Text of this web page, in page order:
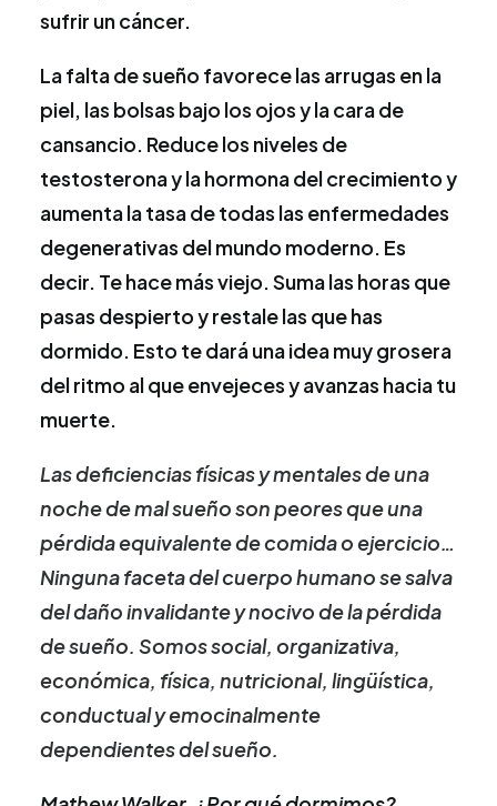
sufrir un cáncer.
La falta de sueño favorece las arrugas en la
piel, las bolsas bajo los ojos y la cara de
cansancio. Reduce los niveles de
testosterona y la hormona del crecimiento y
aumenta la tasa de todas las enfermedades
degenerativas del mundo moderno. Es
decir. Te hace más viejo. Suma las horas que
pasas despierto y restale las que has
dormido. Esto te dará una idea muy grosera
del ritmo al que envejeces y avanzas hacia tu
muerte.
Las deficiencias físicas y mentales de una
noche de mal sueño son peores que una
pérdida equivalente de comida o ejercicio…
Ninguna faceta del cuerpo humano se salva
del daño invalidante y nocivo de la pérdida
de sueño. Somos social, organizativa,
económica, física, nutricional, lingüística,
conductual y emocinalmente
dependientes del sueño.